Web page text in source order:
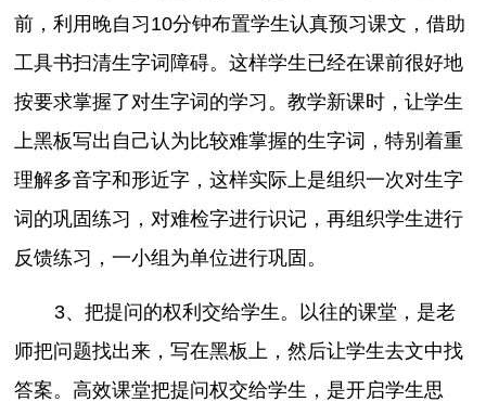
前，利用晚自习10分钟布置学生认真预习课文，借助
工具书扫清生字词障碍。这样学生已经在课前很好地
按要求掌握了对生字词的学习。教学新课时，让学生
上黑板写出自己认为比较难掌握的生字词，特别着重
理解多音字和形近字，这样实际上是组织一次对生字
词的巩固练习，对难检字进行识记，再组织学生进行
反馈练习，一小组为单位进行巩固。
3、把提问的权利交给学生。以往的课堂，是老
师把问题找出来，写在黑板上，然后让学生去文中找
答案。高效课堂把提问权交给学生，是开启学生思